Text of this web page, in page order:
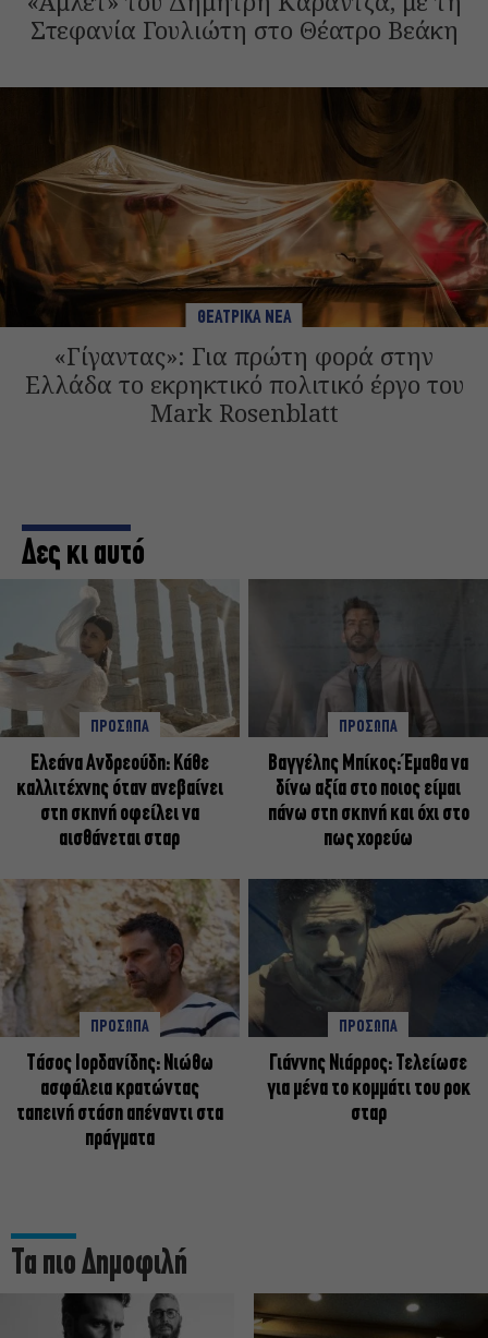
Στεφανία Γουλιώτη στο Θέατρο Βεάκη
ΘΕΑΤΡΙΚΑ ΝΕΑ
«Γίγαντας»: Για πρώτη φορά στην
Ελλάδα το εκρηκτικό πολιτικό έργο του
Mark Rosenblatt
Δες κι αυτό
ΠΡΟΣΩΠΑ
Ελεάνα Ανδρεούδη: Κάθε
καλλιτέχνης όταν ανεβαίνει
στη σκηνή οφείλει να
αισθάνεται σταρ
ΠΡΟΣΩΠΑ
Βαγγέλης Μπίκος: Έμαθα να
δίνω αξία στο ποιος είμαι
πάνω στη σκηνή και όχι στο
πως χορεύω
ΠΡΟΣΩΠΑ
Tάσος Ιορδανίδης: Νιώθω
ασφάλεια κρατώντας
ταπεινή στάση απέναντι στα
πράγματα
ΠΡΟΣΩΠΑ
Γιάννης Νιάρρος: Τελείωσε
για μένα το κομμάτι του ροκ
σταρ
Τα πιο Δημοφιλή